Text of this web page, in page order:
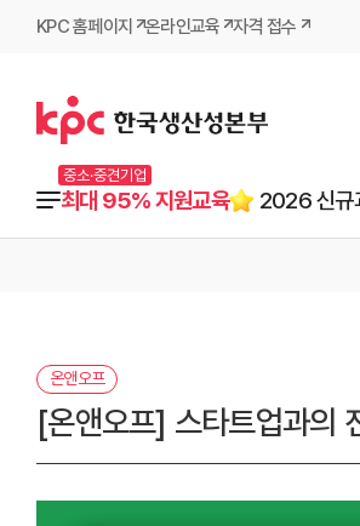
KPC 홈페이지 온라인교육 자격 접수
중소·중견기업
최대 95% 지원교육 2026 신규
온앤오프
[온앤오프] 스타트업과의